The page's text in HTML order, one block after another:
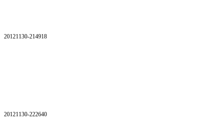
20121130-214918
20121130-222640